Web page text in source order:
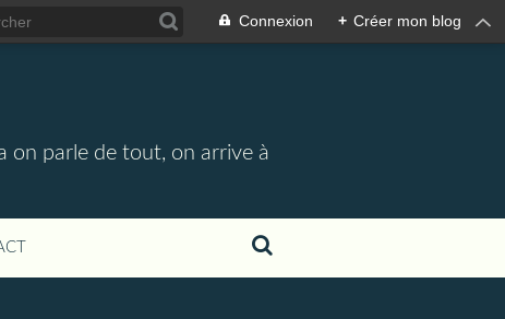
Connexion + Créer mon blog
on parle de tout, on arrive à